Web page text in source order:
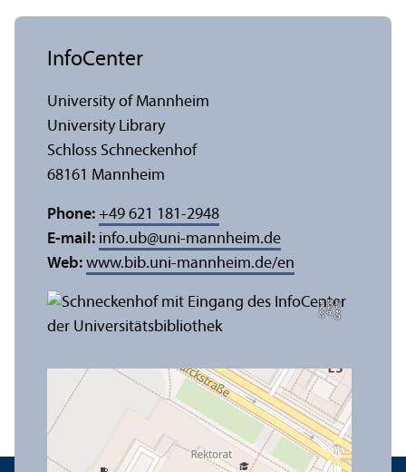
C
r
e
di
t:
A
n
n
a
L
o
g
u
e
InfoCenter
University of Mannheim
University Library
Schloss Schneckenhof
68161 Mannheim
Phone: +49 621 181-2948
E-mail: info.ub@uni-mannheim.de
Web: www.bib.uni-mannheim.de/en